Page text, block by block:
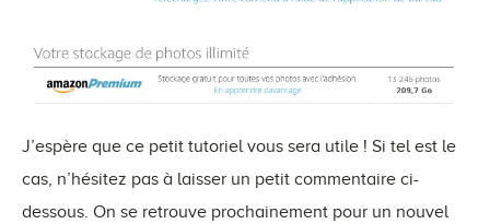
J’espère que ce petit tutoriel vous sera utile ! Si tel est le
cas, n’hésitez pas à laisser un petit commentaire ci-
dessous. On se retrouve prochainement pour un nouvel